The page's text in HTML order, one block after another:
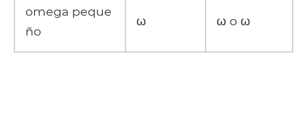
omega peque
ño
ω ω o ω